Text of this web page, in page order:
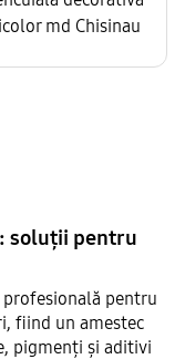
soluții pentru
pentru
fiind un amestec
pigmenți și aditivi